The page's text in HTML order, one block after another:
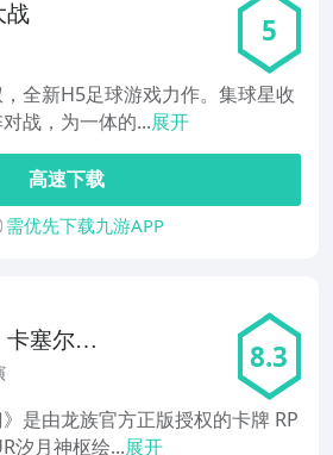
战 5
全新H5足球游戏力作。集球星收
战，为一体的...展开
高速下载
需优先下载九游APP
卡塞尔之
8.3
》是由龙族官方正版授权的卡牌 RP
汐月神枢绘...展开